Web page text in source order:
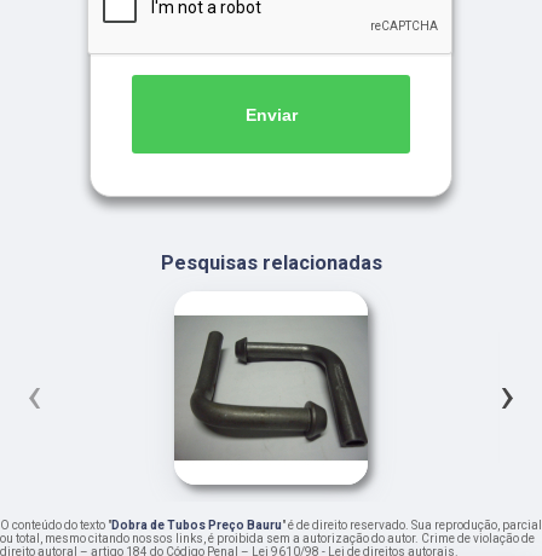
Enviar
Pesquisas relacionadas
‹ ›
O conteúdo do texto "Dobra de Tubos Preço Bauru" é de direito reservado. Sua reprodução, parcial
ou total, mesmo citando nossos links, é proibida sem a autorização do autor. Crime de violação de
direito autoral – artigo 184 do Código Penal – Lei 9610/98 - Lei de direitos autorais.